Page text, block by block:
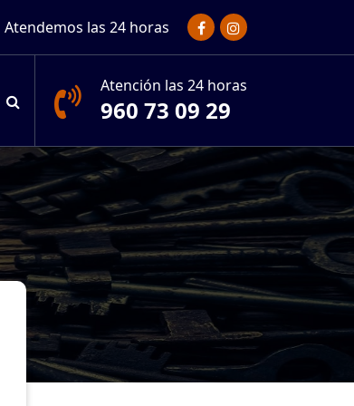
Atendemos las 24 horas
Atención las 24 horas
960 73 09 29